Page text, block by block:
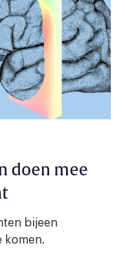
doen mee
bijeen
komen.